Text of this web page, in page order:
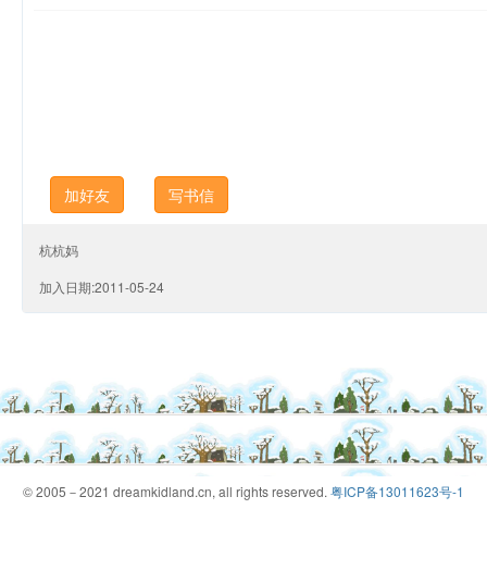
加好友 写书信
杭杭妈
加入日期:2011-05-24
© 2005－2021 dreamkidland.cn, all rights reserved. 粤ICP备13011623号-1